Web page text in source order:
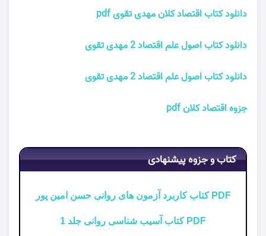
دانلود کتاب اقتصاد کلان مهدی تقوی pdf
دانلود کتاب اصول علم اقتصاد 2 مهدی تقوی
دانلود کتاب اصول علم اقتصاد 2 مهدی تقوی
جزوه اقتصاد کلان pdf
کتاب و جزوه پیشنهادی
PDF کتاب کاربرد آزمون های روانی حسن امین پور
PDF کتاب آسیب شناسی روانی جلد 1